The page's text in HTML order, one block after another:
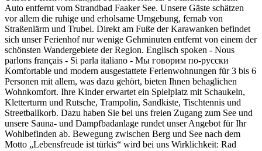
Auto entfernt vom Strandbad Faaker See. Unsere Gäste schätzen
vor allem die ruhige und erholsame Umgebung, fernab von
Straßenlärm und Trubel. Direkt am Fuße der Karawanken befindet
sich unser Ferienhof nur wenige Gehminuten entfernt von einem der
schönsten Wandergebiete der Region. Englisch spoken - Nous
parlons français - Si parla italiano - Мы говорим по-русски
Komfortable und modern ausgestattete Ferienwohnungen für 3 bis 6
Personen mit allem, was dazu gehört, bieten Ihnen behaglichen
Wohnkomfort. Ihre Kinder erwartet ein Spielplatz mit Schaukeln,
Kletterturm und Rutsche, Trampolin, Sandkiste, Tischtennis und
Streetballkorb. Dazu haben Sie bei uns freien Zugang zum See und
unsere Sauna- und Dampfbadanlage rundet unser Angebot für Ihr
Wohlbefinden ab. Bewegung zwischen Berg und See nach dem
Motto „Lebensfreude ist türkis“ wird bei uns Wirklichkeit: Rad